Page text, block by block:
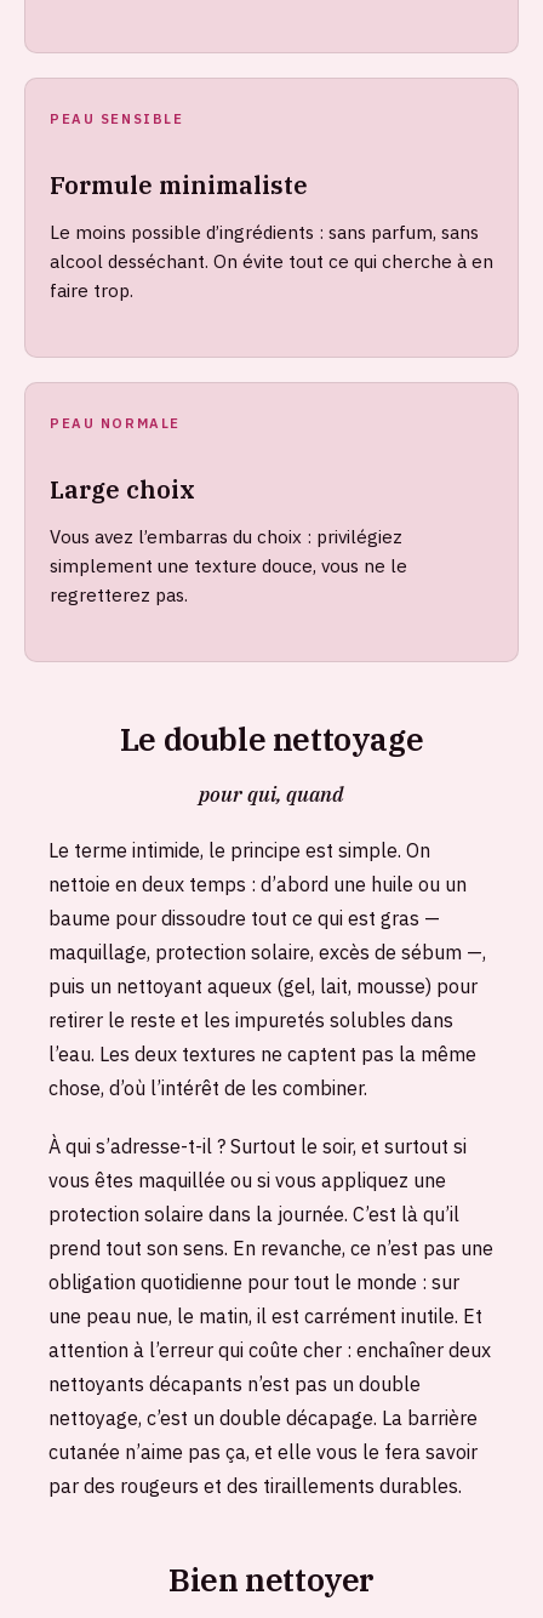
PEAU SENSIBLE
Formule minimaliste
Le moins possible d’ingrédients : sans parfum, sans
alcool desséchant. On évite tout ce qui cherche à en
faire trop.
PEAU NORMALE
Large choix
Vous avez l’embarras du choix : privilégiez
simplement une texture douce, vous ne le
regretterez pas.
Le double nettoyage
pour qui, quand
Le terme intimide, le principe est simple. On
nettoie en deux temps : d’abord une huile ou un
baume pour dissoudre tout ce qui est gras —
maquillage, protection solaire, excès de sébum —,
puis un nettoyant aqueux (gel, lait, mousse) pour
retirer le reste et les impuretés solubles dans
l’eau. Les deux textures ne captent pas la même
chose, d’où l’intérêt de les combiner.
À qui s’adresse-t-il ? Surtout le soir, et surtout si
vous êtes maquillée ou si vous appliquez une
protection solaire dans la journée. C’est là qu’il
prend tout son sens. En revanche, ce n’est pas une
obligation quotidienne pour tout le monde : sur
une peau nue, le matin, il est carrément inutile. Et
attention à l’erreur qui coûte cher : enchaîner deux
nettoyants décapants n’est pas un double
nettoyage, c’est un double décapage. La barrière
cutanée n’aime pas ça, et elle vous le fera savoir
par des rougeurs et des tiraillements durables.
Bien nettoyer